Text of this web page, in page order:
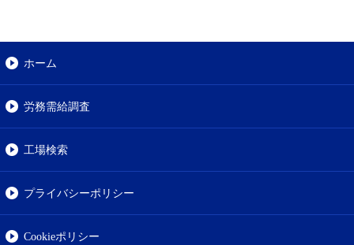
ホーム
労務需給調査
工場検索
プライバシーポリシー
Cookieポリシー